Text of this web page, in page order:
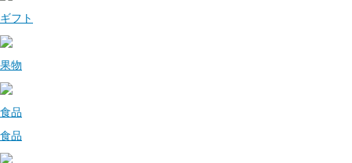
ギフト
果物
食品
食品